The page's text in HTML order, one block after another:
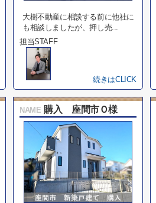
大樹不動産に相談する前に他社に
も相談しましたが、押し売...
担当STAFF
続きはCLICK
NAME 購入 座間市Ｏ様